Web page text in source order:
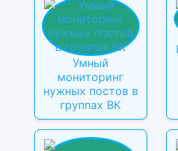
Умный
мониторинг
нужных постов в
группах ВК